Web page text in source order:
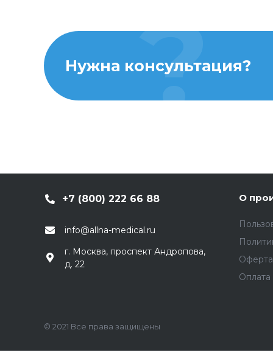
Нужна консультация?
+7 (800) 222 66 88
info@allna-medical.ru
г. Москва, проспект Андропова,
д. 22
О
Оферта
Оплата
© 2021 Все права защищены